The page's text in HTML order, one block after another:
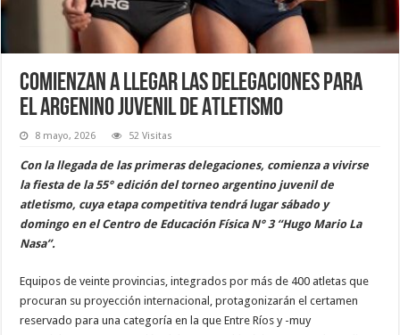
Comienzan a llegar las delegaciones para
el Argenino Juvenil de Atletismo
8 mayo, 2026 52 Visitas
Con la llegada de las primeras delegaciones, comienza a vivirse
la fiesta de la 55° edición del torneo argentino juvenil de
atletismo, cuya etapa competitiva tendrá lugar sábado y
domingo en el Centro de Educación Física N° 3 “Hugo Mario La
Nasa”.
Equipos de veinte provincias, integrados por más de 400 atletas que
procuran su proyección internacional, protagonizarán el certamen
reservado para una categoría en la que Entre Ríos y -muy